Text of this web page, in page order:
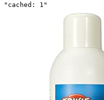
"cached: 1"